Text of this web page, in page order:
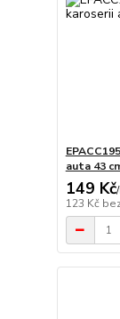
auta 43
149 Kč/
123 Kč